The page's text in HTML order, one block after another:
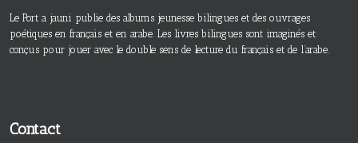
Le Port a jauni publie des albums jeunesse bilingues et des ouvrages
poétiques en français et en arabe. Les livres bilingues sont imaginés et
conçus pour jouer avec le double sens de lecture du français et de l’arabe.
Contact